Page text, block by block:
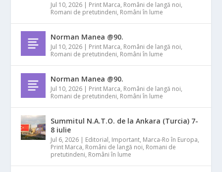
Jul 10, 2026 | Print Marca, Români de langă noi,
Romani de pretutindeni, Români în lume
Norman Manea @90.
Jul 10, 2026 | Print Marca, Români de langă noi,
Romani de pretutindeni, Români în lume
Norman Manea @90.
Jul 10, 2026 | Print Marca, Români de langă noi,
Romani de pretutindeni, Români în lume
Summitul N.A.T.O. de la Ankara (Turcia) 7-
8 iulie
Jul 6, 2026 | Editorial, Important, Marca-Ro în Europa,
Print Marca, Români de langă noi, Romani de
pretutindeni, Români în lume